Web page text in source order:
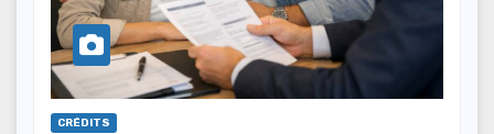
CRÉDITS